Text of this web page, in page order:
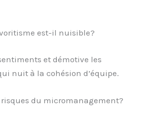
est-il nuisible?
et démotive les
nuit à la cohésion d’équipe.
risques du micromanagement?